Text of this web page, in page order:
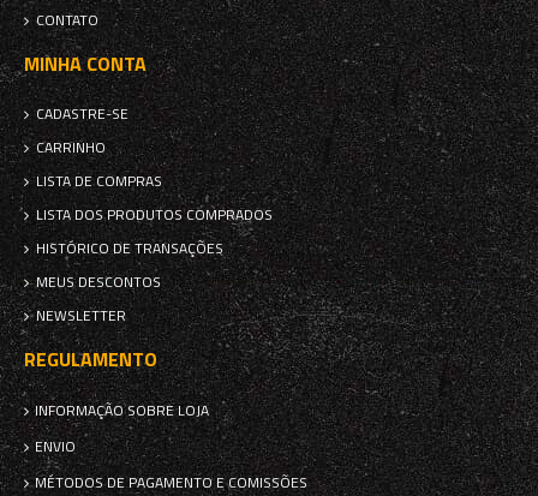
CONTATO
MINHA CONTA
CADASTRE-SE
CARRINHO
LISTA DE COMPRAS
LISTA DOS PRODUTOS COMPRADOS
HISTÓRICO DE TRANSAÇÕES
MEUS DESCONTOS
NEWSLETTER
REGULAMENTO
INFORMAÇÃO SOBRE LOJA
ENVIO
MÉTODOS DE PAGAMENTO E COMISSÕES